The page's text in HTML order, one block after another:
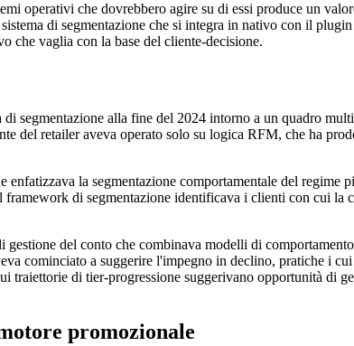
operativi che dovrebbero agire su di essi produce un
di segmentazione che si integra in nativo con il
che vaglia con la base del cliente-decisione.
segmentazione alla fine del 2024 intorno a un quadro
del retailer aveva operato solo su logica RFM, che ha
la segmentazione comportamentale del regime
di segmentazione identificava i clienti con cui la
del conto che combinava modelli di
cominciato a suggerire l'impegno in declino, pratiche i
di tier-progressione suggerivano opportunità di
promozionale